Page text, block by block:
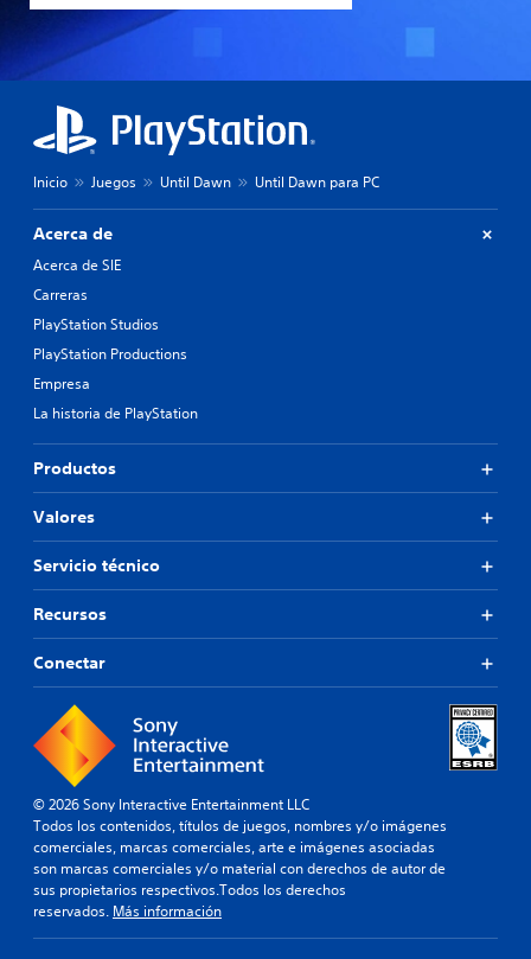
Inicio Juegos Until Dawn Until Dawn para PC
Acerca de
Acerca de SIE
Carreras
PlayStation Studios
PlayStation Productions
Empresa
La historia de PlayStation
Productos
Valores
Servicio técnico
Recursos
Conectar
© 2026 Sony Interactive Entertainment LLC
Todos los contenidos, títulos de juegos, nombres y/o imágenes
comerciales, marcas comerciales, arte e imágenes asociadas
son marcas comerciales y/o material con derechos de autor de
sus propietarios respectivos.Todos los derechos
reservados. Más información